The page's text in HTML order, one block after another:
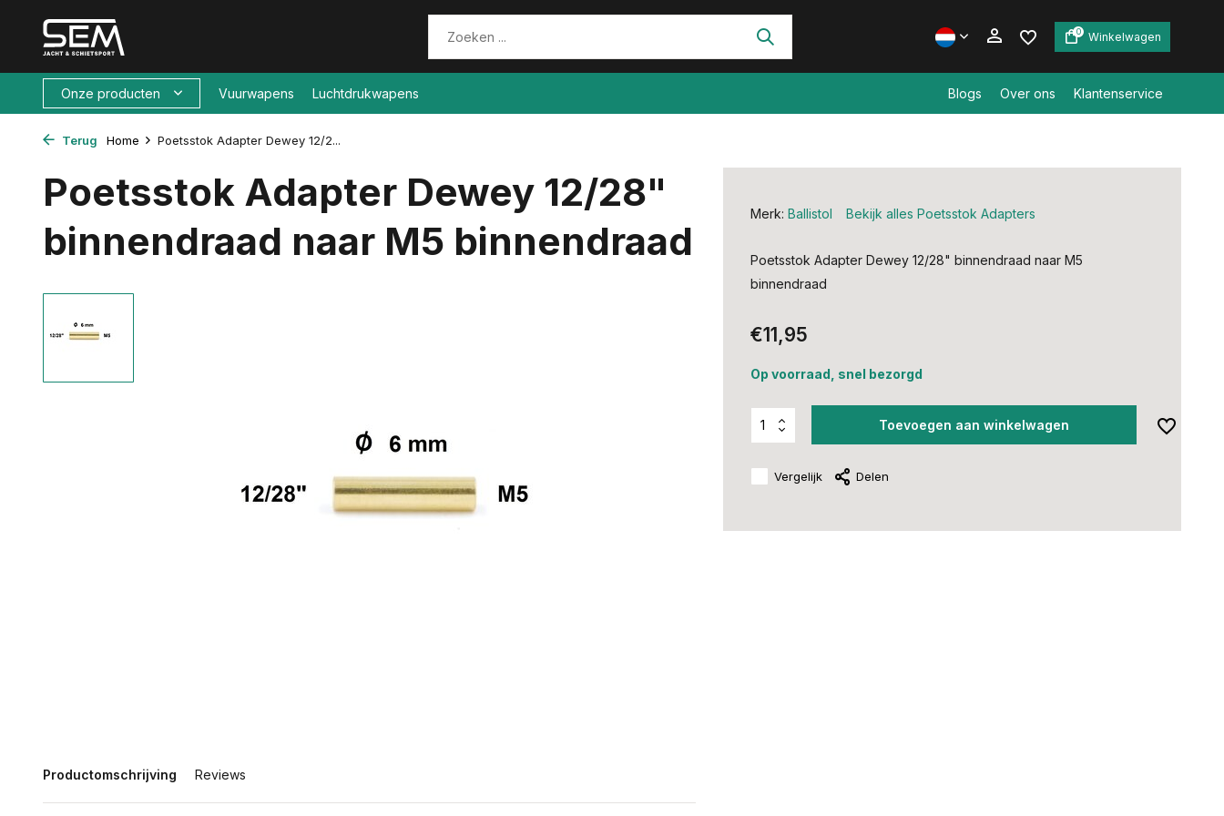
0 Winkelwagen
Onze producten Vuurwapens Luchtdrukwapens Blogs Over ons Klantenservice
Terug Home Poetsstok Adapter Dewey 12/2...
Poetsstok Adapter Dewey 12/28"
binnendraad naar M5 binnendraad
Productomschrijving Reviews
Merk: Ballistol Bekijk alles Poetsstok Adapters
Poetsstok Adapter Dewey 12/28" binnendraad naar M5
binnendraad
€11,95
Op voorraad, snel bezorgd
Toevoegen aan winkelwagen
Vergelijk Delen